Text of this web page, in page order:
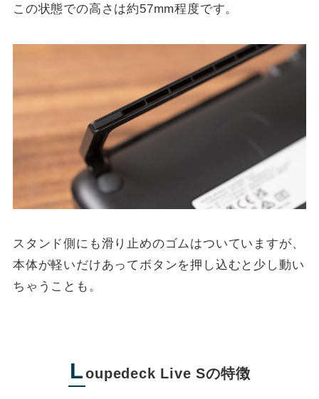
この状態での高さは約57mm程度です。
スタンド側にも滑り止めのゴムはついていますが、
本体が軽いだけあってボタンを押し込むと少し動い
ちゃうことも。
Loupedeck Live Sの特徴